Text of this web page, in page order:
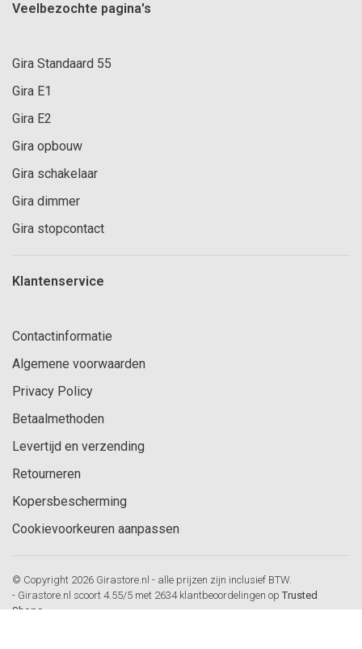
Veelbezochte pagina's
Gira Standaard 55
Gira E1
Gira E2
Gira opbouw
Gira schakelaar
Gira dimmer
Gira stopcontact
Klantenservice
Contactinformatie
Algemene voorwaarden
Privacy Policy
Betaalmethoden
Levertijd en verzending
Retourneren
Kopersbescherming
Cookievoorkeuren aanpassen
© Copyright 2026 Girastore.nl - alle prijzen zijn inclusief BTW.
- Girastore.nl scoort 4.55/5 met 2634 klantbeoordelingen op Trusted
Shops